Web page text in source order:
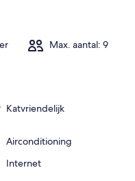
Max. aantal: 9
Katvriendelijk
Airconditioning
Internet